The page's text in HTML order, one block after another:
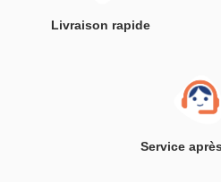
Livraison rapide
Service